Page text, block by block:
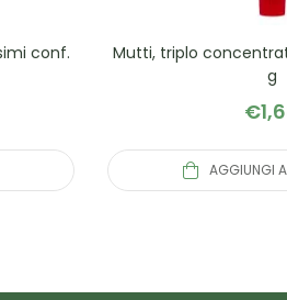
conf.
Mutti, triplo
g
€
AGGIUNGI